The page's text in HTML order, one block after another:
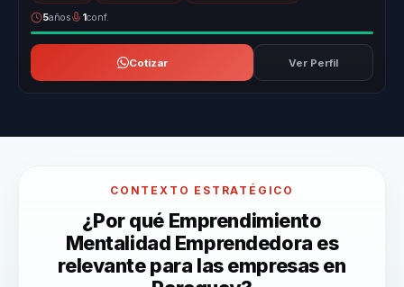
5años 1conf.
Cotizar Ver Perfil
CONTEXTO ESTRATÉGICO
¿Por qué Emprendimiento
Mentalidad Emprendedora es
relevante para las empresas en